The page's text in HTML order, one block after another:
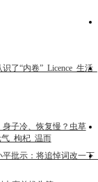
了“内卷”_Licence_生活_
子冷、恢复慢？虫草
_枸杞_温而
批示：将追悼词改一下_